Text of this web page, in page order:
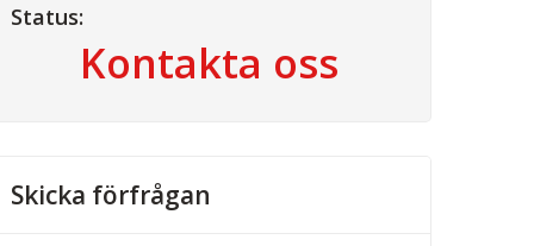
Status:
Kontakta oss
Skicka förfrågan